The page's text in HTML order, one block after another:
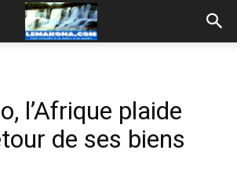
l’Afrique plaide
de ses biens